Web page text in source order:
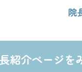
院
紹介ページを